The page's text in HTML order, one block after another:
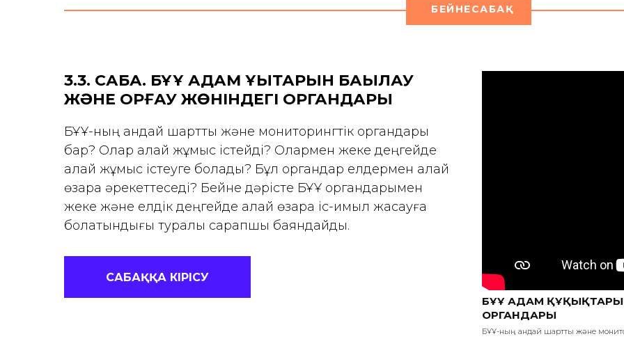
БЕЙНЕСАБАҚ
3.3. САБАҚ. БҰҰ АДАМ ҚҰҚЫҚТАРЫН БАҚЫЛАУ
ЖӘНЕ ҚОРҒАУ ЖӨНІНДЕГІ ОРГАНДАРЫ
БҰҰ-ның қандай шарттық және мониторингтік органдары
бар? Олар қалай жұмыс істейді? Олармен жеке деңгейде
қалай жұмыс істеуге болады? Бұл органдар елдермен қалай
өзара әрекеттеседі? Бейне дәрісте БҰҰ органдарымен
жеке және елдік деңгейде қалай өзара іс-қимыл жасауға
болатындығы туралы сарапшы баяндайды.
САБАҚҚА КІРІСУ
БҰҰ АДАМ
ОРГАНДАРЫ
БҰҰ-ның қандай шарттық және